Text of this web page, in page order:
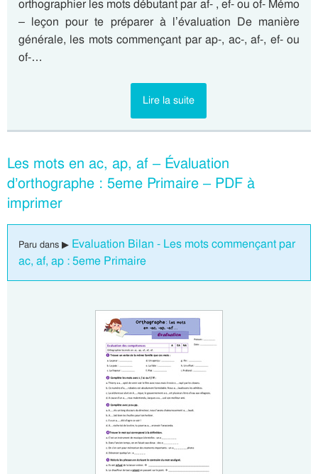
orthographier les mots débutant par af- , ef- ou of- Mémo
– leçon pour te préparer à l’évaluation De manière
générale, les mots commençant par ap-, ac-, af-, ef- ou
of-…
Lire la suite
Les mots en ac, ap, af – Évaluation
d’orthographe : 5eme Primaire – PDF à
imprimer
Paru dans ▶ Evaluation Bilan - Les mots commençant par
ac, af, ap : 5eme Primaire